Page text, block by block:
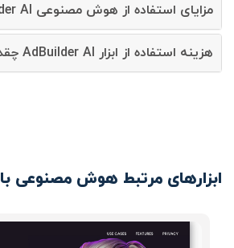
مزایای استفاده از هوش مصنوعی AdBuilder AI چیست؟
هزینه استفاده از ابزار AdBuilder AI چقدر است؟
ابزارهای مرتبط هوش مصنوعی با AdBuilder AI